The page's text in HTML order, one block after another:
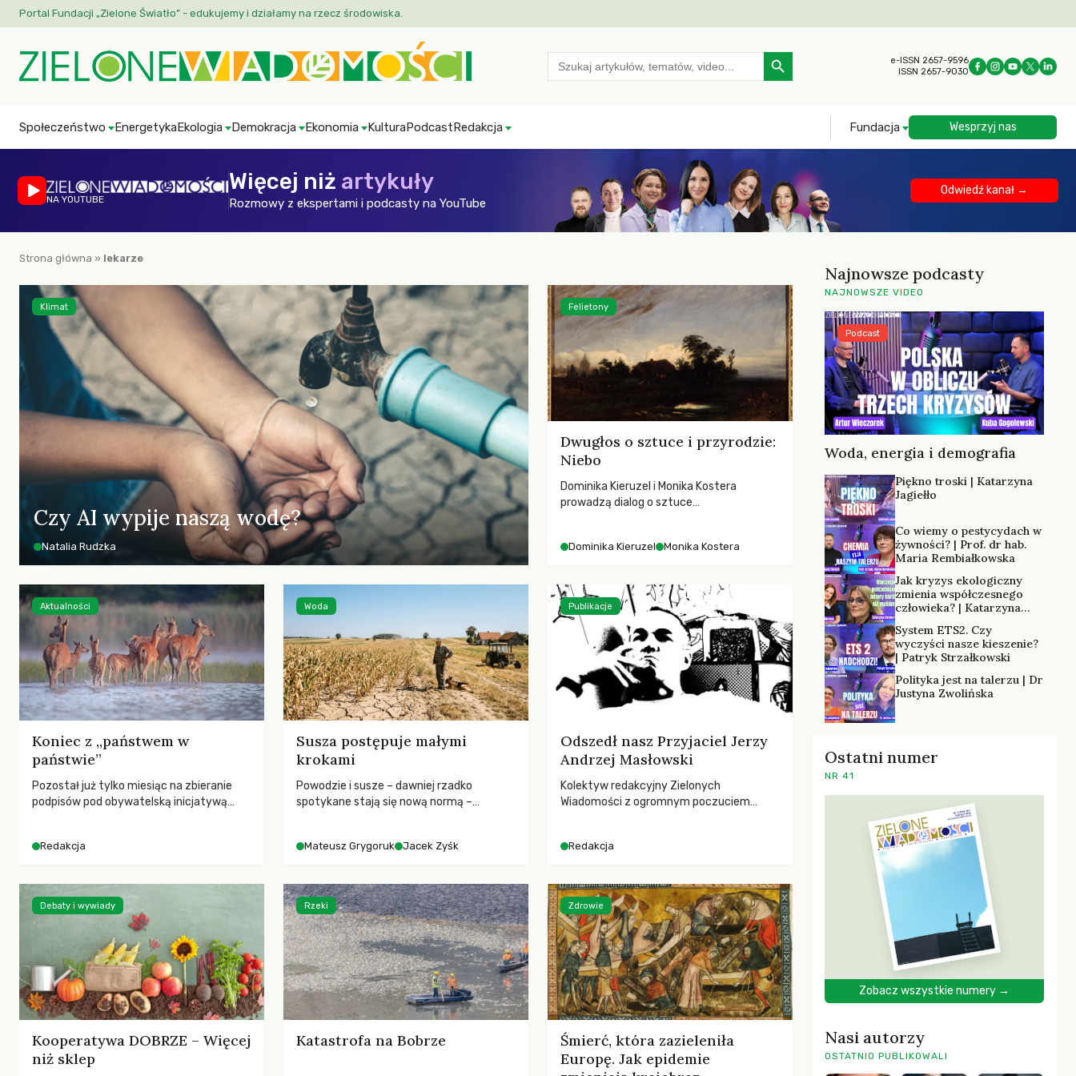
Portal Fundacji „Zielone Światło” - edukujemy i działamy na rzecz środowiska.
Search
for:
Search Button
e-ISSN 2657-9596
ISSN 2657-9030
Społeczeństwo EnergetykaEkologia Demokracja Ekonomia KulturaPodcastRedakcja Fundacja Wesprzyj nas
NA YOUTUBE
Więcej niż artykuły
Rozmowy z ekspertami i podcasty na YouTube
Odwiedź kanał →
Strona główna » lekarze
Czy AI wypije naszą wodę?
Natalia Rudzka
Klimat
Dwugłos o sztuce i przyrodzie:
Niebo
Dominika Kieruzel i Monika Kostera
prowadzą dialog o sztuce
wrażliwość, odczuwanie przestrzeni oraz
Dominika Kieruzel Monika Kostera
Felietony
Koniec z „państwem w
państwie”
Pozostał już tylko miesiąc na zbieranie
podpisów pod obywatelską inicjatywą
pełną mobilizację, ponieważ projekt
rozwiązania dla przyrody i zwierząt,
radykalnie zmieniając dotychczasowy
paradygmat funkcjonowania łowiectwa w
Polsce.
Redakcja
Aktualności
Susza postępuje małymi
krokami
Powodzie i susze – dawniej rzadko
spotykane stają się nową normą –
SGGW.
Mateusz Grygoruk Jacek Zyśk
Woda
Odszedł nasz Przyjaciel Jerzy
Andrzej Masłowski
Kolektyw redakcyjny Zielonych
Wiadomości z ogromnym poczuciem
kochanego Opiekuna, Mecenasa i Mentora.
Redakcja
Publikacje
Kooperatywa DOBRZE – Więcej
niż sklep
Debaty i wywiady
Katastrofa na Bobrze
Rzeki
Śmierć, która zazieleniła
Europę. Jak epidemie
Zdrowie
Najnowsze podcasty
NAJNOWSZE VIDEO
Woda, energia i demografia
Podcast
Piękno troski | Katarzyna
Jagiełło
Co wiemy o pestycydach w
żywności? | Prof. dr hab.
Maria Rembiałkowska
Jak kryzys ekologiczny
zmienia współczesnego
człowieka? | Katarzyna
System ETS2. Czy
wyczyści nasze kieszenie?
| Patryk Strzałkowski
Polityka jest na talerzu | Dr
Justyna Zwolińska
Ostatni numer
NR 41
Zobacz wszystkie numery →
Nasi autorzy
OSTATNIO PUBLIKOWALI